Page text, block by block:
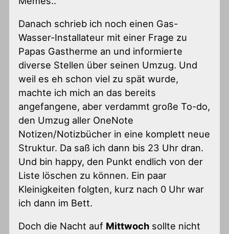
Danach schrieb ich noch einen Gas-
Wasser-Installateur mit einer Frage zu
Papas Gastherme an und informierte
diverse Stellen über seinen Umzug. Und
weil es eh schon viel zu spät wurde,
machte ich mich an das bereits
angefangene, aber verdammt große To-do,
den Umzug aller OneNote
Notizen/Notizbücher in eine komplett neue
Struktur. Da saß ich dann bis 23 Uhr dran.
Und bin happy, den Punkt endlich von der
Liste löschen zu können. Ein paar
Kleinigkeiten folgten, kurz nach 0 Uhr war
ich dann im Bett.
Doch die Nacht auf Mittwoch sollte nicht